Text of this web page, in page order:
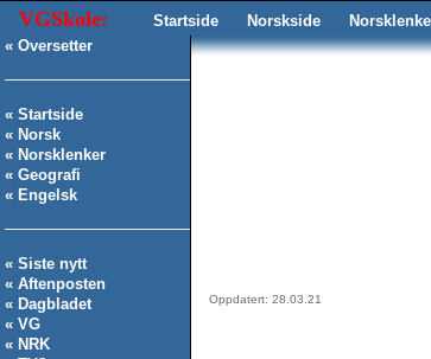
VGSkole: Startside Norskside
« Oversetter
« Startside
« Norsk
« Norsklenker
« Geografi
« Engelsk
« Siste nytt
« Aftenposten
« Dagbladet
« VG
« NRK
Oppdatert: 28.03.21